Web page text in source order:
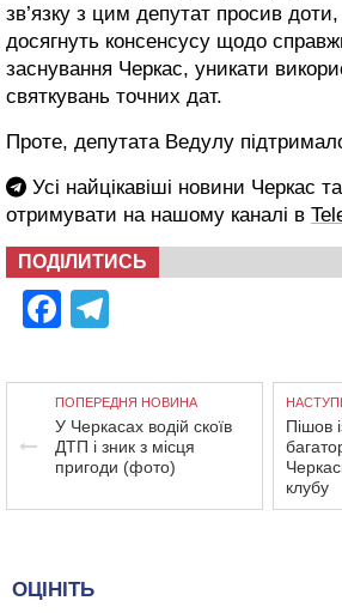
зв’язку з цим депутат просив
досягнуть консенсусу щодо
заснування Черкас, уникати
святкувань точних дат.
Проте, депутата Ведулу
Усі найцікавіші новини Черкас
отримувати на нашому каналі в
ПОДІЛИТИСЬ
Facebook
ПОПЕРЕДНЯ НОВИНА
У Черкасах водій скоїв
ДТП і зник з місця
пригоди (фото)
Пішов
клубу